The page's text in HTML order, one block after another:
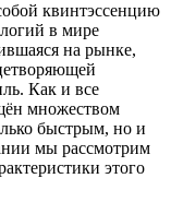
квинтэссенцию
в мире
на рынке,
Как и все
множеством
быстрым, но и
мы рассмотрим
этого